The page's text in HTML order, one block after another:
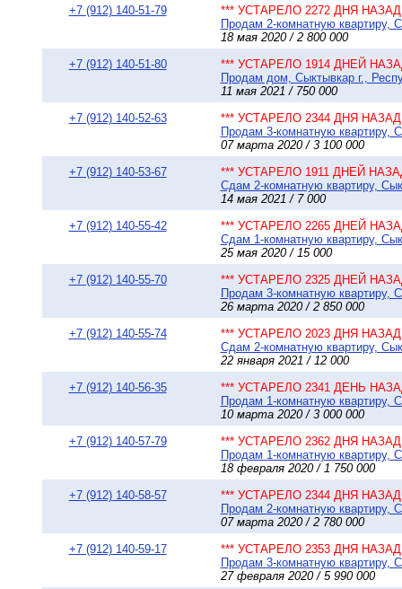
+7 (912) 140-51-79
*** УСТАРЕЛО 2272 ДНЯ НАЗАД
Продам 2-комнатную квартиру,
18 мая 2020 / 2 800 000
+7 (912) 140-51-80
*** УСТАРЕЛО 1914 ДНЕЙ
Продам дом, Сыктывкар г.,
11 мая 2021 / 750 000
+7 (912) 140-52-63
*** УСТАРЕЛО 2344 ДНЯ НАЗАД
Продам 3-комнатную квартиру,
07 марта 2020 / 3 100 000
+7 (912) 140-53-67
*** УСТАРЕЛО 1911 ДНЕЙ
Сдам 2-комнатную квартиру,
14 мая 2021 / 7 000
+7 (912) 140-55-42
*** УСТАРЕЛО 2265 ДНЕЙ
Сдам 1-комнатную квартиру,
25 мая 2020 / 15 000
+7 (912) 140-55-70
*** УСТАРЕЛО 2325 ДНЕЙ
Продам 3-комнатную квартиру,
26 марта 2020 / 2 850 000
+7 (912) 140-55-74
*** УСТАРЕЛО 2023 ДНЯ НАЗАД
Сдам 2-комнатную квартиру,
22 января 2021 / 12 000
+7 (912) 140-56-35
*** УСТАРЕЛО 2341 ДЕНЬ
Продам 1-комнатную квартиру,
10 марта 2020 / 3 000 000
+7 (912) 140-57-79
*** УСТАРЕЛО 2362 ДНЯ НАЗАД
Продам 1-комнатную квартиру,
18 февраля 2020 / 1 750 000
+7 (912) 140-58-57
*** УСТАРЕЛО 2344 ДНЯ НАЗАД
Продам 2-комнатную квартиру,
07 марта 2020 / 2 780 000
+7 (912) 140-59-17
*** УСТАРЕЛО 2353 ДНЯ НАЗАД
Продам 3-комнатную квартиру,
27 февраля 2020 / 5 990 000